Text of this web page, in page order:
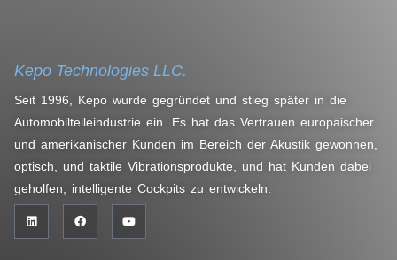
Kepo Technologies LLC.
Seit 1996, Kepo wurde gegründet und stieg später in die
Automobilteileindustrie ein. Es hat das Vertrauen europäischer
und amerikanischer Kunden im Bereich der Akustik gewonnen,
optisch, und taktile Vibrationsprodukte, und hat Kunden dabei
geholfen, intelligente Cockpits zu entwickeln.